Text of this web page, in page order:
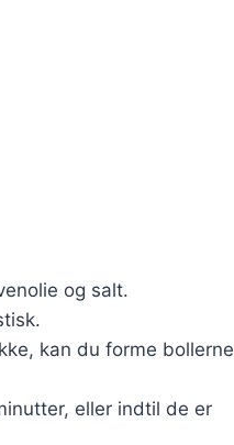
og salt.
kan du forme bollerne
eller indtil de er